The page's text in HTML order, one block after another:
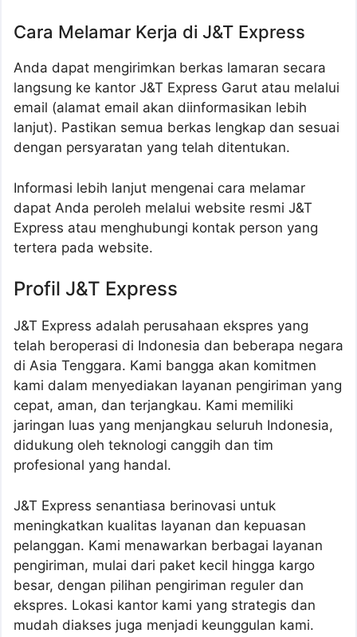
Cara Melamar Kerja di J&T Express
Anda dapat mengirimkan berkas lamaran secara
langsung ke kantor J&T Express Garut atau melalui
email (alamat email akan diinformasikan lebih
lanjut). Pastikan semua berkas lengkap dan sesuai
dengan persyaratan yang telah ditentukan.
Informasi lebih lanjut mengenai cara melamar
dapat Anda peroleh melalui website resmi J&T
Express atau menghubungi kontak person yang
tertera pada website.
Profil J&T Express
J&T Express adalah perusahaan ekspres yang
telah beroperasi di Indonesia dan beberapa negara
di Asia Tenggara. Kami bangga akan komitmen
kami dalam menyediakan layanan pengiriman yang
cepat, aman, dan terjangkau. Kami memiliki
jaringan luas yang menjangkau seluruh Indonesia,
didukung oleh teknologi canggih dan tim
profesional yang handal.
J&T Express senantiasa berinovasi untuk
meningkatkan kualitas layanan dan kepuasan
pelanggan. Kami menawarkan berbagai layanan
pengiriman, mulai dari paket kecil hingga kargo
besar, dengan pilihan pengiriman reguler dan
ekspres. Lokasi kantor kami yang strategis dan
mudah diakses juga menjadi keunggulan kami.